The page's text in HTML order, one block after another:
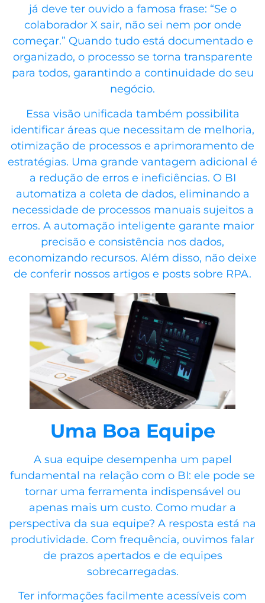
já deve ter ouvido a famosa frase: “Se o
colaborador X sair, não sei nem por onde
começar.” Quando tudo está documentado e
organizado, o processo se torna transparente
para todos, garantindo a continuidade do seu
negócio.
Essa visão unificada também possibilita
identificar áreas que necessitam de melhoria,
otimização de processos e aprimoramento de
estratégias. Uma grande vantagem adicional é
a redução de erros e ineficiências. O BI
automatiza a coleta de dados, eliminando a
necessidade de processos manuais sujeitos a
erros. A automação inteligente garante maior
precisão e consistência nos dados,
economizando recursos. Além disso, não deixe
de conferir nossos artigos e posts sobre RPA.
Uma Boa Equipe
A sua equipe desempenha um papel
fundamental na relação com o BI: ele pode se
tornar uma ferramenta indispensável ou
apenas mais um custo. Como mudar a
perspectiva da sua equipe? A resposta está na
produtividade. Com frequência, ouvimos falar
de prazos apertados e de equipes
sobrecarregadas.
Ter informações facilmente acessíveis com